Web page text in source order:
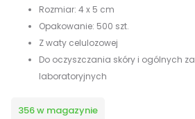
Rozmiar: 4 x 5 cm
Opakowanie: 500 szt.
Z waty celulozowej
Do oczyszczania skóry i ogólnych
laboratoryjnych
356 w magazynie